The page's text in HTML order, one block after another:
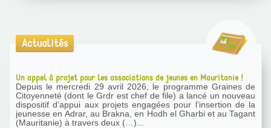
Actualités
Un appel à projet pour les associations de jeunes en Mauritanie !
Depuis le mercredi 29 avril 2026, le programme Graines de
Citoyenneté (dont le Grdr est chef de file) a lancé un nouveau
dispositif d’appui aux projets engagées pour l’insertion de la
jeunesse en Adrar, au Brakna, en Hodh el Gharbi et au Tagant
(Mauritanie) à travers deux (…)...